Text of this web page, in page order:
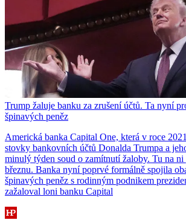
Trump žaluje banku za zrušení účtů. Ta nyní
špinavých peněz
Americká banka Capital One, která v roce
stovky bankovních účtů Donalda Trumpa a
minulý týden soud o zamítnutí žaloby. Tu na
březnu. Banka nyní poprvé formálně spojila
špinavých peněz s rodinným podnikem
zažaloval loni banku Capital